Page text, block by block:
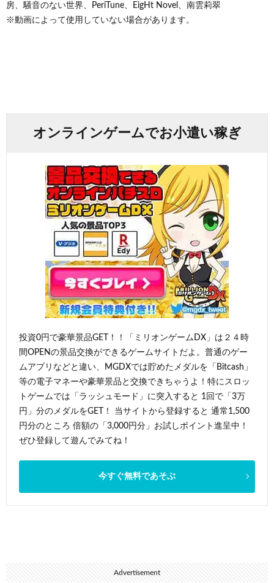
房、騒音のない世界、PeriTune、EigHt Novel、南雲莉翠
※動画によって使用していない場合があります。
オンラインゲームでお小遣い稼ぎ
投資0円で豪華景品GET！！「ミリオンゲームDX」は２４時
間OPENの景品交換ができるゲームサイトだよ。普通のゲー
ムアプリなどと違い、MGDXでは貯めたメダルを「Bitcash」
等の電子マネーや豪華景品と交換できちゃうよ！特にスロッ
トゲームでは「ラッシュモード」に突入すると 1回で「3万
円」分のメダルをGET！ 当サイトから登録すると 通常1,500
円分のところ 倍額の「3,000円分」お試しポイント進呈中！
ぜひ登録して遊んでみてね！
今すぐ無料であそぶ
Advertisement